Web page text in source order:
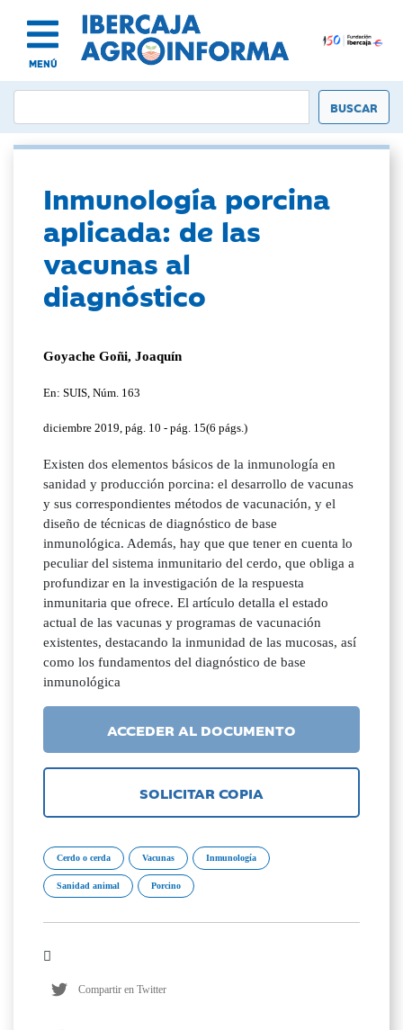
MENÚ
Inmunología porcina
aplicada: de las
vacunas al
diagnóstico
Goyache Goñi, Joaquín
En: SUIS, Núm. 163
diciembre 2019, pág. 10 - pág. 15(6 págs.)
Existen dos elementos básicos de la inmunología en
sanidad y producción porcina: el desarrollo de vacunas
y sus correspondientes métodos de vacunación, y el
diseño de técnicas de diagnóstico de base
inmunológica. Además, hay que que tener en cuenta lo
peculiar del sistema inmunitario del cerdo, que obliga a
profundizar en la investigación de la respuesta
inmunitaria que ofrece. El artículo detalla el estado
actual de las vacunas y programas de vacunación
existentes, destacando la inmunidad de las mucosas, así
como los fundamentos del diagnóstico de base
inmunológica
ACCEDER AL DOCUMENTO
SOLICITAR COPIA
Cerdo o cerda Vacunas Inmunología
Sanidad animal Porcino
Compartir en Twitter